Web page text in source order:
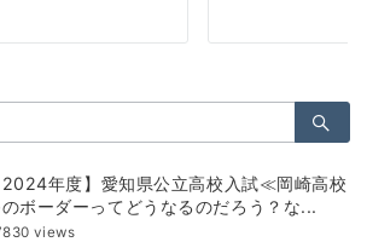
2024年度】愛知県公立高校入試≪岡崎高校
ボーダーってどうなるのだろう？な...
views